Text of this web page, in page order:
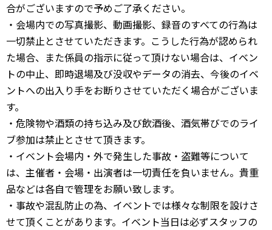
合がございますので予めご了承ください。
・会場内での写真撮影、動画撮影、録音のすべての行為は
一切禁止とさせていただきます。こうした行為が認められ
た場合、また係員の指示に従って頂けない場合は、イベン
トの中止、即時退場及び没収やデータの消去、今後のイベ
ントへの出入り手をお断りさせていただく場合がございま
す。
・危険物や酒類の持ち込み及び飲酒後、酒気帯びでのライ
ブ参加は禁止とさせて頂きます。
・イベント会場内・外で発生した事故・盗難等について
は、主催者・会場・出演者は一切責任を負いません。貴重
品などは各自で管理をお願い致します。
・事故や混乱防止の為、イベントでは様々な制限を設けさ
せて頂くことがあります。イベント当日は必ずスタッフの